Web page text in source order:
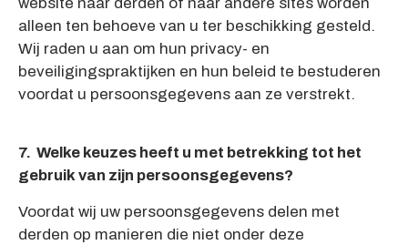
alleen ten behoeve van u ter beschikking gesteld.
Wij raden u aan om hun privacy- en
beveiligingspraktijken en hun beleid te bestuderen
voordat u persoonsgegevens aan ze verstrekt.
7. Welke keuzes heeft u met betrekking tot het
gebruik van zijn persoonsgegevens?
Voordat wij uw persoonsgegevens delen met
derden op manieren die niet onder deze